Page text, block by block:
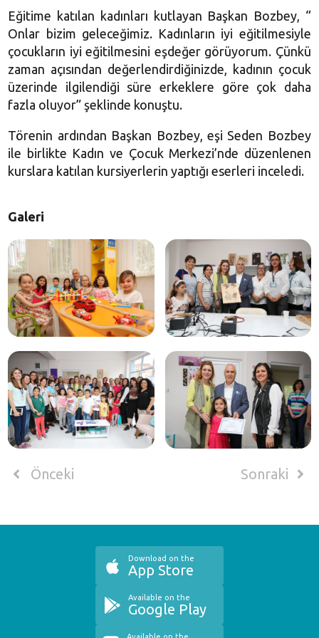
Eğitime katılan kadınları kutlayan Başkan Bozbey, “
Onlar bizim geleceğimiz. Kadınların iyi eğitilmesiyle
çocukların iyi eğitilmesini eşdeğer görüyorum. Çünkü
zaman açısından değerlendirdiğinizde, kadının çocuk
üzerinde ilgilendiği süre erkeklere göre çok daha
fazla oluyor” şeklinde konuştu.
Törenin ardından Başkan Bozbey, eşi Seden Bozbey
ile birlikte Kadın ve Çocuk Merkezi’nde düzenlenen
kurslara katılan kursiyerlerin yaptığı eserleri inceledi.
Galeri
Önceki Sonraki
Download on the
App Store
Available on the
Google Play